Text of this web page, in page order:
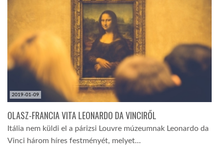
LATIMO.HU
GLOBOBOOK
2019-01-09
OLASZ-FRANCIA VITA LEONARDO DA VINCIRŐL
Itália nem küldi el a párizsi Louvre múzeumnak Leonardo da
Vinci három híres festményét, melyet…